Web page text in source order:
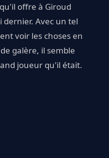
offre à Giroud
dernier. Avec un tel
voir les choses en
galère, il semble
joueur qu'il était.